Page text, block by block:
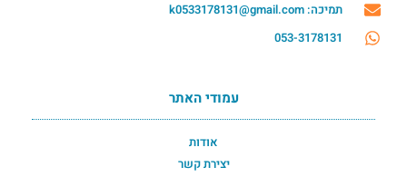
תמיכה: k0533178131@gmail.com
053-3178131
עמודי האתר
אודות
יצירת קשר